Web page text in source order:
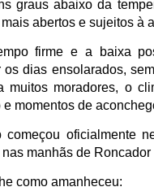
graus abaixo da
abertos e sujeitos à
firme e a baixa
os dias ensolarados,
muitos moradores, o
e momentos de
começou oficialmente
manhãs de
como amanheceu: